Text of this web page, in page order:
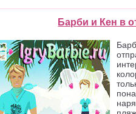
Барби и Кен в